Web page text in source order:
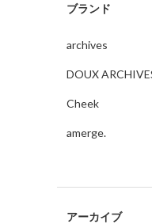
ブランド
archives
DOUX
Cheek
amerge.
アーカイブ